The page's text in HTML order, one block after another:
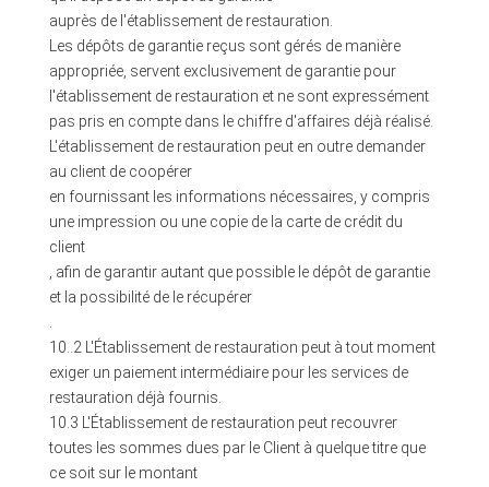
auprès de l'établissement de restauration.
Les dépôts de garantie reçus sont gérés de manière
appropriée, servent exclusivement de garantie pour
l'établissement de restauration et ne sont expressément
pas pris en compte dans le chiffre d'affaires déjà réalisé.
L'établissement de restauration peut en outre demander
au client de coopérer
en fournissant les informations nécessaires, y compris
une impression ou une copie de la carte de crédit du
client
, afin de garantir autant que possible le dépôt de garantie
et la possibilité de le récupérer
10..2 L'Établissement de restauration peut à tout moment
exiger un paiement intermédiaire pour les services de
restauration déjà fournis.
10.3 L'Établissement de restauration peut recouvrer
toutes les sommes dues par le Client à quelque titre que
ce soit sur le montant